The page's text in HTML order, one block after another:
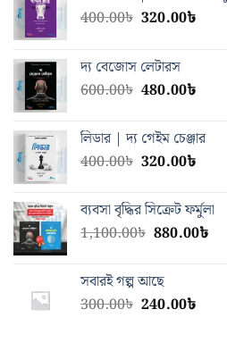
400.00৳ Original
was:
400.00৳.
320.00৳
দ্য বেজোস লেটারস
600.00৳ Original
was:
600.00৳.
480.00৳
is:
লিডার | দ্য গেইম চেঞ্জার
400.00৳ Original
was:
400.00৳.
320.00৳
is:
ব্যবসা বৃদ্ধির সিক্রেট ফর্মুলা
1,100.00৳ Original
1,100.00৳.
880.00৳
সবারই গল্প আছে
300.00৳ Original
240.00৳